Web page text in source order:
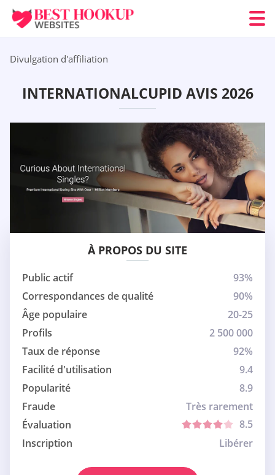
Divulgation d'affiliation
INTERNATIONALCUPID AVIS 2026
À PROPOS DU SITE
Public actif
93%
Correspondances de qualité
90%
Âge populaire
20-25
Profils
2 500 000
Taux de réponse
92%
Facilité d'utilisation
9.4
Popularité
8.9
Fraude
Très rarement
Évaluation
8.5
Inscription
Libérer